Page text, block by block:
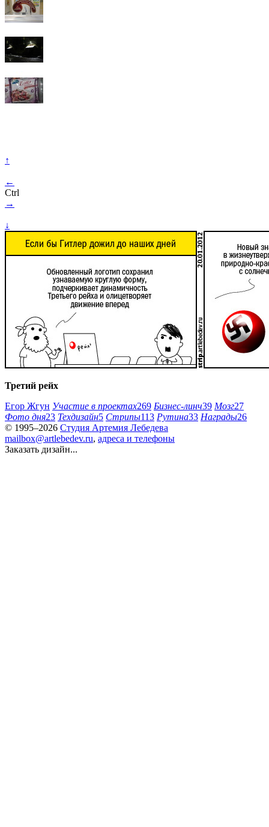
↑
←
Ctrl
→
↓
Третий рейх
Егор Жгун Участие в проектах269 Бизнес-линч39 Мозг27
Фото дня23 Техдизайн5 Стрипы113 Рутина33 Награды26
© 1995–2026 Студия Артемия Лебедева
mailbox@artlebedev.ru, адреса и телефоны
Заказать дизайн...